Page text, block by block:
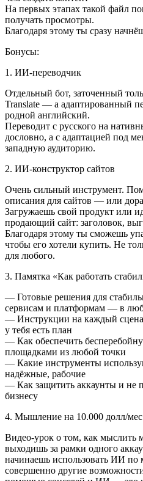
На первых этапах такой файл
получать просмотры.
Благодаря этому ты сразу
Бонусы:
1. ИИ-переводчик
Отдельный бот, заточенный
Translate — а адаптированный
родной английский.
Переводит с русского на
дословно, а с адаптацией под
западную аудиторию.
2. ИИ-конструктор сайтов
Очень сильный инструмент.
описания для сайтов — или
Загружаешь свой продукт или
продающий сайт: заголовок,
Благодаря этому ты сможешь
чтобы его хотели купить. Не
для любого.
3. Памятка «Как работать
— Готовые решения для
сервисам и платформам — в
— Инструкции на каждый
у тебя есть план
— Как обеспечить
площадками из любой точки
— Какие инструменты
надёжные, рабочие
— Как защитить аккаунты и не
бизнесу
4. Мышление на 10.000 долл/
Видео-урок о том, как мыслить
выходишь за рамки одного
начинаешь использовать ИИ
совершенно другие